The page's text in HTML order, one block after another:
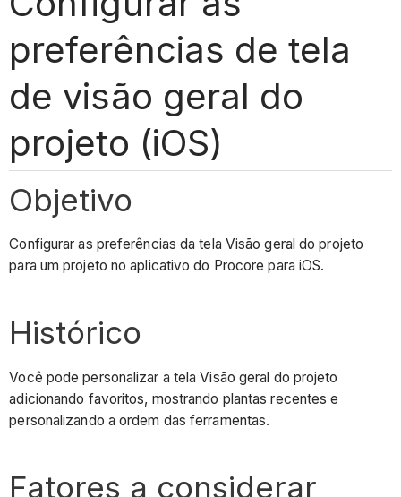
preferências de tela
de visão geral do
projeto (iOS)
Objetivo
Configurar as preferências da tela Visão geral do projeto
para um projeto no aplicativo do Procore para iOS.
Histórico
Você pode personalizar a tela Visão geral do projeto
adicionando favoritos, mostrando plantas recentes e
personalizando a ordem das ferramentas.
Fatores a considerar